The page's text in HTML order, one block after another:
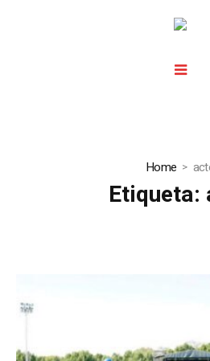
Home
Etiqueta: